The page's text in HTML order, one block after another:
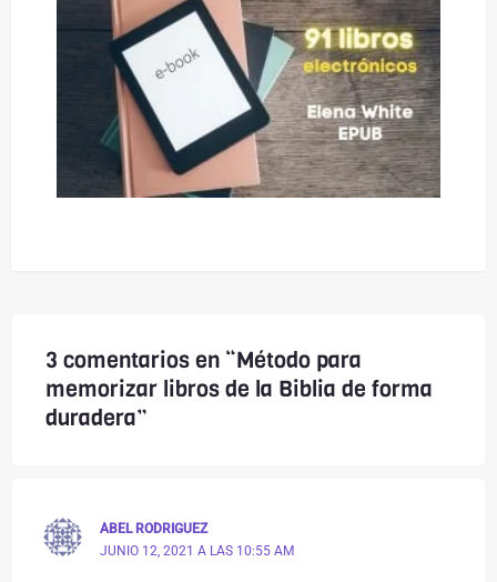
3 comentarios en “Método para
memorizar libros de la Biblia de forma
duradera”
ABEL RODRIGUEZ
JUNIO 12, 2021 A LAS 10:55 AM